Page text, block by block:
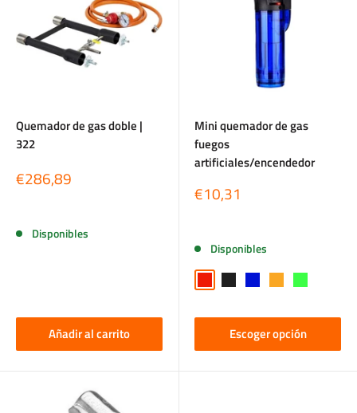
Quemador de gas doble |
322
Precio
de
€286,89
Disponibles
Añadir al carrito
Mini quemador de gas
fuegos
artificiales/encendedor
Precio
de
€10,31
Disponibles
RoodZwartBlauwOranjeGroen
Escoger opción